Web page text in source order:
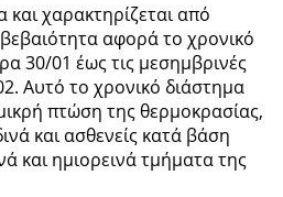
χαρακτηρίζεται από
αφορά το χρονικό
30/01 έως τις μεσημβρινές
Αυτό το χρονικό διάστημα
πτώση της θερμοκρασίας,
και ασθενείς κατά βάση
και ημιορεινά τμήματα της